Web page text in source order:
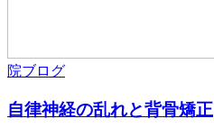
院ブログ
自律神経の乱れと背骨矯正